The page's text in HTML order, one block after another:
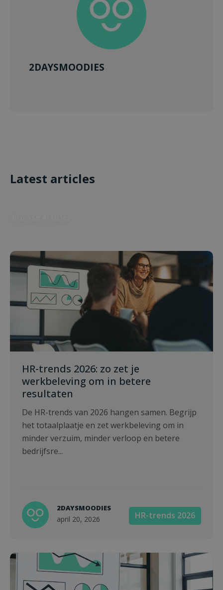
2DAYSMOODIES
Latest articles
HR-trends 2026: zo zet je
werkbeleving om in betere
resultaten
De HR-trends van 2026 hangen samen. Begrijp
het totaalplaatje en zet werkbeleving om in
minder verzuim, minder verloop en betere
bedrijfsre...
2DAYSMOODIES
april 20, 2026 HR-trends 2026